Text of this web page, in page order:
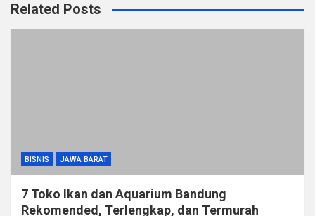
Related Posts
BISNIS JAWA BARAT
7 Toko Ikan dan Aquarium Bandung
Rekomended, Terlengkap, dan Termurah